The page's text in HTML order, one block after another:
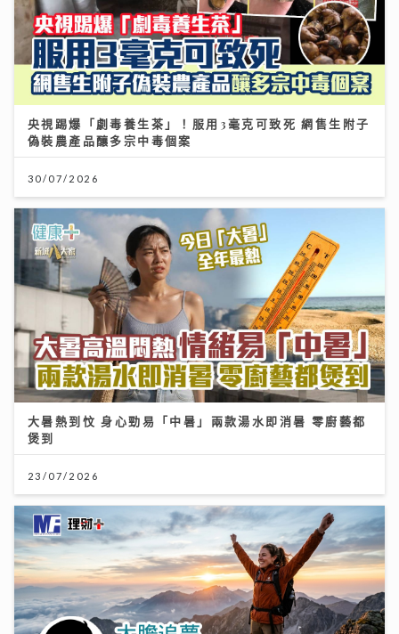
央視踢爆「劇毒養生茶」！服用3毫克可致死 網售生附子
偽裝農產品釀多宗中毒個案
30/07/2026
大暑熱到忟 身心勁易「中暑」兩款湯水即消暑 零廚藝都
煲到
23/07/2026